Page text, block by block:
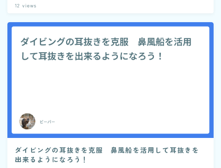
12 views
ダイビングの耳抜きを克服 鼻風船を活用して耳抜きを
出来るようになろう！